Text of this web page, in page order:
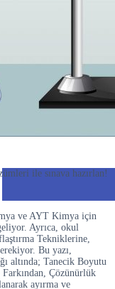
ile sınava hazırlan!
ve AYT Kimya için
Ayrıca, okul
Tekniklerine,
Bu yazı,
altında; Tanecik Boyutu
Çözünürlük
ayırma ve